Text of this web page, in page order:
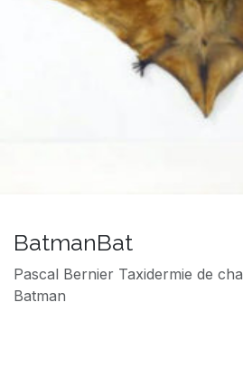
BatmanBat
Pascal Bernier Taxidermie de
Batman